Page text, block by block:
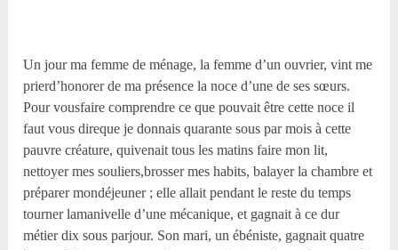
Un jour ma femme de ménage, la femme d’un ouvrier, vint me
prierd’honorer de ma présence la noce d’une de ses sœurs.
Pour vousfaire comprendre ce que pouvait être cette noce il
faut vous direque je donnais quarante sous par mois à cette
pauvre créature, quivenait tous les matins faire mon lit,
nettoyer mes souliers,brosser mes habits, balayer la chambre et
préparer mondéjeuner ; elle allait pendant le reste du temps
tourner lamanivelle d’une mécanique, et gagnait à ce dur
métier dix sous parjour. Son mari, un ébéniste, gagnait quatre